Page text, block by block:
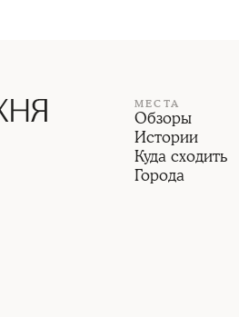
МЕСТА
Обзоры
Истории
Куда сходить
Города